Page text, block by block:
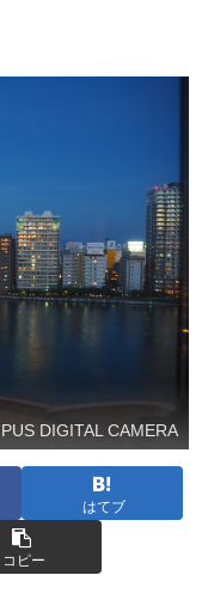
DIGITAL CAMERA
はてブ
コピー